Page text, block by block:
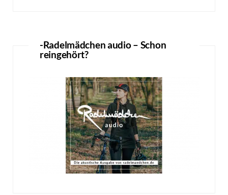
-Radelmädchen audio – Schon
reingehört?